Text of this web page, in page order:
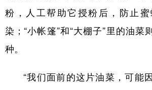
粉，人工帮助它授粉后，防止
染；“小帐篷”和“大棚子”里的油菜
种。
“我们面前的这片油菜，可能